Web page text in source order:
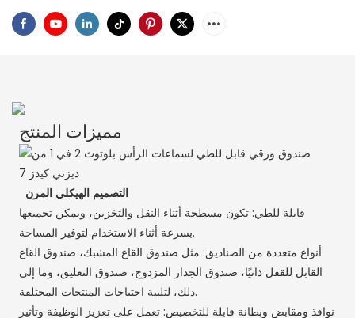
مميزات المنتج
التصميم الهيكلي المرن
قابلة للطي: تكون مسطحة أثناء النقل والتخزين، ويمكن تجميعها
بسرعة أثناء الاستخدام لتوفير المساحة.
أنواع متعددة من الصناديق: مثل صندوق القاع المشبك، صندوق القاع
القابل للقفل ذاتيًا، صندوق الجدار المزدوج، صندوق التعليق، وما إلى
ذلك، لتلبية احتياجات المنتجات المختلفة.
نوافذ ومقابض وبطانة قابلة للتخصيص: تعمل على تعزيز الوظيفة وتأثير